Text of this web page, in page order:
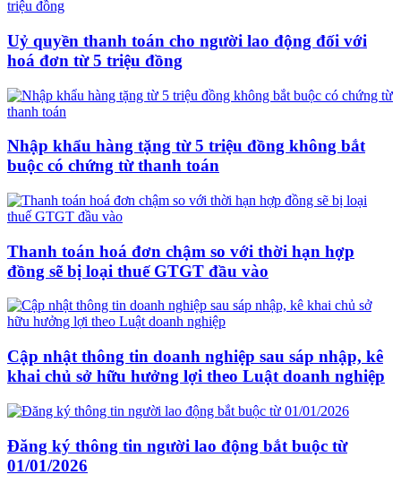
Uỷ quyền thanh toán cho người lao động đối với
hoá đơn từ 5 triệu đồng
Nhập khẩu hàng tặng từ 5 triệu đồng không bắt
buộc có chứng từ thanh toán
Thanh toán hoá đơn chậm so với thời hạn hợp
đồng sẽ bị loại thuế GTGT đầu vào
Cập nhật thông tin doanh nghiệp sau sáp nhập, kê
khai chủ sở hữu hưởng lợi theo Luật doanh nghiệp
Đăng ký thông tin người lao động bắt buộc từ
01/01/2026